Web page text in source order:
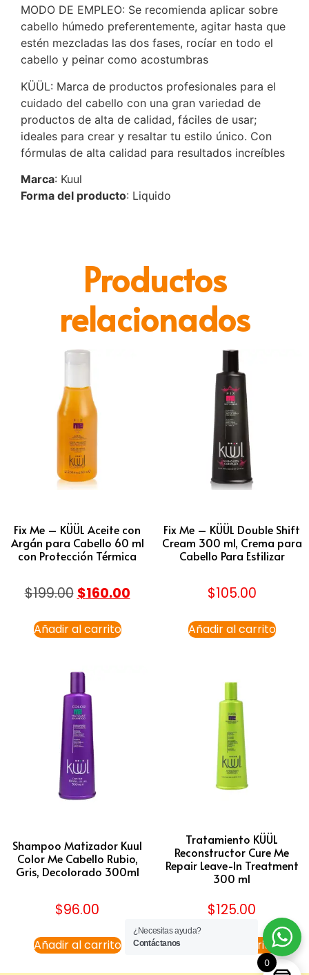
MODO DE EMPLEO: Se recomienda aplicar sobre
cabello húmedo preferentemente, agitar hasta que
estén mezcladas las dos fases, rocíar en todo el
cabello y peinar como acostumbras
KÜÜL: Marca de productos profesionales para el
cuidado del cabello con una gran variedad de
productos de alta de calidad, fáciles de usar;
ideales para crear y resaltar tu estilo único. Con
fórmulas de alta calidad para resultados increíbles
Marca: Kuul
Forma del producto: Liquido
Productos
relacionados
Fix Me – KÜÜL Aceite con
Argán para Cabello 60 ml
con Protección Térmica
$199.00 $160.00
Añadir al carrito
Fix Me – KÜÜL Double Shift
Cream 300 ml, Crema para
Cabello Para Estilizar
$105.00
Añadir al carrito
Shampoo Matizador Kuul
Color Me Cabello Rubio,
Gris, Decolorado 300ml
$96.00
Añadir al carrito
Tratamiento KÜÜL
Reconstructor Cure Me
Repair Leave-In Treatment
300 ml
$125.00
Añadir al carrito
¿Necesitas ayuda?
Contáctanos
0